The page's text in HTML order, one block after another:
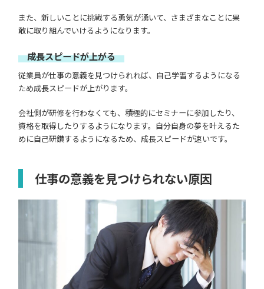
また、新しいことに挑戦する勇気が湧いて、さまざまなことに果
敢に取り組んでいけるようになります。
成長スピードが上がる
従業員が仕事の意義を見つけられれば、自己学習するようになる
ため成長スピードが上がります。
会社側が研修を行わなくても、積極的にセミナーに参加したり、
資格を取得したりするようになります。自分自身の夢を叶えるた
めに自己研鑽するようになるため、成長スピードが速いです。
仕事の意義を見つけられない原因